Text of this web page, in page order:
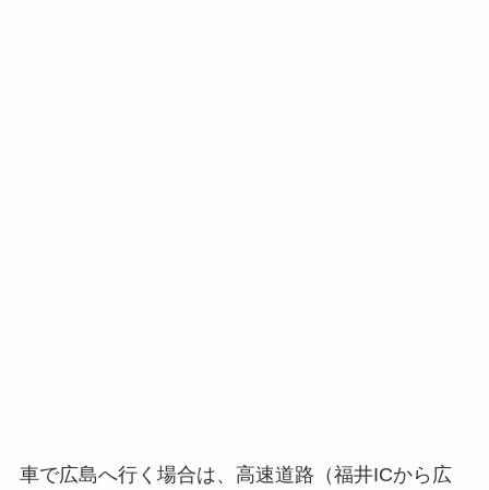
車で広島へ行く場合は、高速道路（福井ICから広